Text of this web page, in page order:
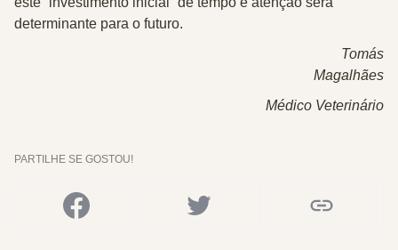
determinante para o futuro.
Tomás
Magalhães
Médico Veterinário
PARTILHE SE GOSTOU!